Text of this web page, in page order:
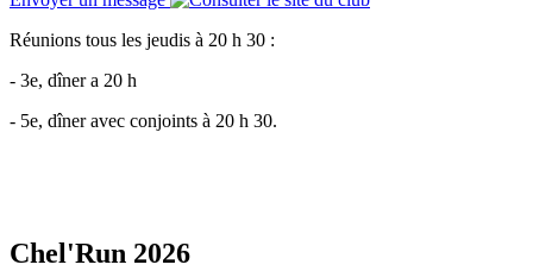
Réunions tous les jeudis à 20 h 30 :
- 3e, dîner a 20 h
- 5e, dîner avec conjoints à 20 h 30.
Chel'Run 2026